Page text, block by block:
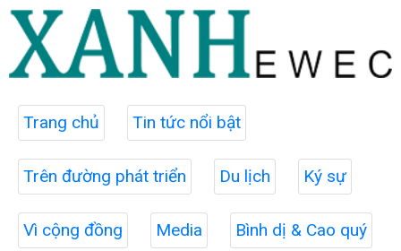
Trang chủ Tin tức nổi bật
Trên đường phát triển Du lịch Ký sự
Vì cộng đồng Media Bình dị & Cao quý